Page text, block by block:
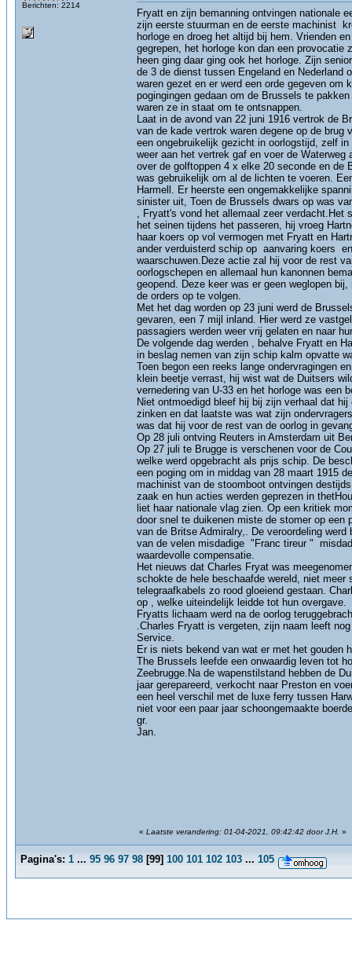
Berichten: 2214
Fryatt en zijn bemanning ontvingen nationale
zijn eerste stuurman en de eerste machinist
horloge en droeg het altijd bij hem. Vrienden
gegrepen, het horloge kon dan een
heen ging daar ging ook het horloge. Zijn
de 3 de dienst tussen Engeland en Nederland
waren gezet en er werd een orde gegeven
pogingingen gedaan om de Brussels te
waren ze in staat om te ontsnappen.
Laat in de avond van 22 juni 1916 vertrok de
van de kade vertrok waren degene op de
een ongebruikelijk gezicht in oorlogstijd, zelf
weer aan het vertrek gaf en voer de
over de golftoppen 4 x elke 20 seconde en de
was gebruikelijk om al de lichten te voeren.
Harmell. Er heerste een ongemakkelijke
sinister uit, Toen de Brussels dwars op was
, Fryatt's vond het allemaal zeer verdacht.Het
het seinen tijdens het passeren, hij vroeg
haar koers op vol vermogen met Fryatt en
ander verduisterd schip op aanvaring koers
waarschuwen.Deze actie zal hij voor de rest
oorlogschepen en allemaal hun kanonnen
geopend. Deze keer was er geen weglopen
de orders op te volgen.
Met het dag worden op 23 juni werd de
gevaren, een 7 mijl inland. Hier werd ze
passagiers werden weer vrij gelaten en naar
De volgende dag werden , behalve Fryatt en
in beslag nemen van zijn schip kalm opvatte
Toen begon een reeks lange ondervragingen
klein beetje verrast, hij wist wat de Duitsers
vernedering van U-33 en het horloge was een
Niet ontmoedigd bleef hij bij zijn verhaal dat
zinken en dat laatste was wat zijn
was dat hij voor de rest van de oorlog in
Op 28 juli ontving Reuters in Amsterdam uit
Op 27 juli te Brugge is verschenen voor de
welke werd opgebracht als prijs schip. De
een poging om in middag van 28 maart 1915
machinist van de stoomboot ontvingen
zaak en hun acties werden geprezen in
liet haar nationale vlag zien. Op een kritiek
door snel te duikenen miste de stomer op een
van de Britse Admiralry,. De veroordeling
van de velen misdadige "Franc tireur "
waardevolle compensatie.
Het nieuws dat Charles Fryat was
schokte de hele beschaafde wereld, niet
telegraafkabels zo rood gloeiend gestaan.
op , welke uiteindelijk leidde tot hun overgave.
Fryatts lichaam werd na de oorlog
.Charles Fryatt is vergeten, zijn naam leeft
Service.
Er is niets bekend van wat er met het gouden
The Brussels leefde een onwaardig leven tot
Zeebrugge.Na de wapenstilstand hebben de
jaar gerepareerd, verkocht naar Preston en
een heel verschil met de luxe ferry tussen
niet voor een paar jaar schoongemaakte
gr.
Jan.
« Laatste verandering: 01-04-2021, 09:42:42 door J.H. »
Pagina's: 1 ... 95 96 97 98 [99] 100 101 102 103 ... 105